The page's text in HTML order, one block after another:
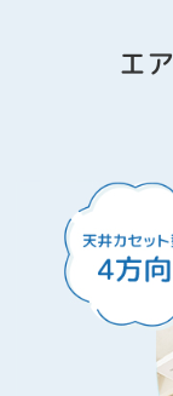
エ